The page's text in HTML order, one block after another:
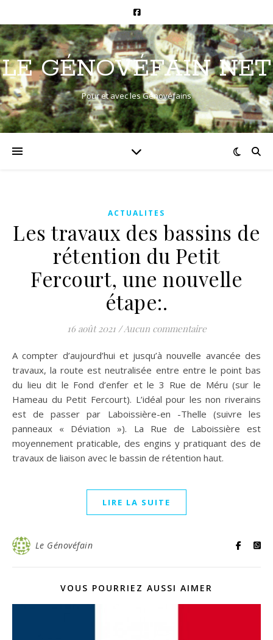
LE GÉNOVÉFAIN NET
Pour et avec les Génovéfains
ACTUALITES
Les travaux des bassins de
rétention du Petit
Fercourt, une nouvelle
étape:.
16 août 2021 /Aucun commentaire
A compter d’aujourd’hui et jusqu’à nouvelle avancée des
travaux, la route est neutralisée entre entre le point bas
du lieu dit le Fond d’enfer et le 3 Rue de Méru (sur le
Hameau du Petit Fercourt). L’idéal pour les non riverains
est de passer par Laboissière-en -Thelle (suivre les
panneaux « Déviation »). La Rue de Laboissière est
moyennement praticable, des engins y pratiquant des de
travaux de liaison avec le bassin de rétention haut.
LIRE LA SUITE
Le Génovéfain
VOUS POURRIEZ AUSSI AIMER